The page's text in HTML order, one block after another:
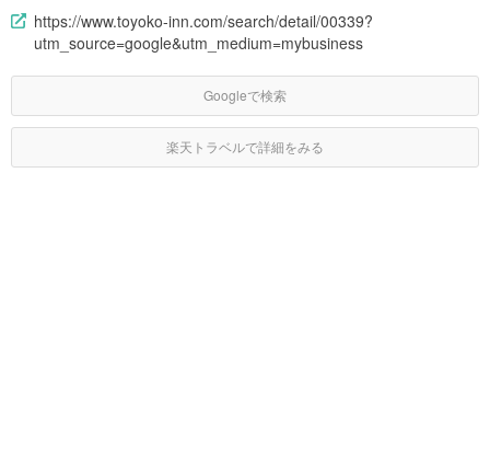
https://www.toyoko-inn.com/search/detail/00339?
utm_source=google&utm_medium=mybusiness
Googleで検索
楽天トラベルで詳細をみる